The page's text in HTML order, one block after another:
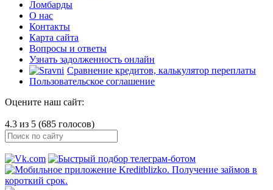
Ломбарды
О нас
Контакты
Карта сайта
Вопросы и ответы
Узнать задолженность онлайн
Сравнение кредитов, калькулятор переплаты
Пользовательское соглашение
Оцените наш сайт:
4.3 из 5 (685 голосов)